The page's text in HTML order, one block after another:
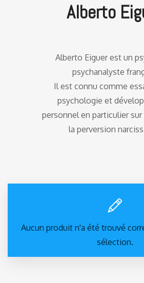
Alberto
Alberto Eiguer est un
psychanalyste
Il est connu comme
psychologie et
personnel en particulier
la perversion
Aucun produit n'a été trouvé
sélection.